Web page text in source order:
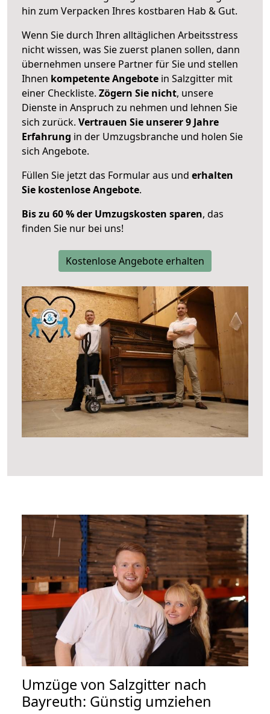
hin zum Verpacken Ihres kostbaren Hab & Gut.
Wenn Sie durch Ihren alltäglichen Arbeitsstress
nicht wissen, was Sie zuerst planen sollen, dann
übernehmen unsere Partner für Sie und stellen
Ihnen kompetente Angebote in Salzgitter mit
einer Checkliste. Zögern Sie nicht, unsere
Dienste in Anspruch zu nehmen und lehnen Sie
sich zurück. Vertrauen Sie unserer 9 Jahre
Erfahrung in der Umzugsbranche und holen Sie
sich Angebote.
Füllen Sie jetzt das Formular aus und erhalten
Sie kostenlose Angebote.
Bis zu 60 % der Umzugskosten sparen, das
finden Sie nur bei uns!
Kostenlose Angebote erhalten
Umzüge von Salzgitter nach
Bayreuth: Günstig umziehen